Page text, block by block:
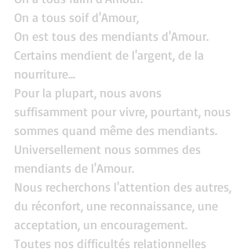
On a tous soif d'Amour,
On est tous des mendiants d'Amour.
Certains mendient de l'argent, de la
nourriture...
Pour la plupart, nous avons
suffisamment pour vivre, pourtant, nous
sommes quand même des mendiants.
Universellement nous sommes des
mendiants de l'Amour.
Nous recherchons l'attention des autres,
du réconfort, une reconnaissance, une
acceptation, un encouragement.
Toutes nos difficultés relationnelles